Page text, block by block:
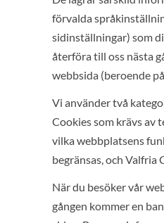
förvalda
sidinställningar) som
återföra till oss nästa
webbsida (beroende
Vi använder två
Cookies som krävs av
vilka webbplatsens
begränsas, och Valfria
När du besöker vår
gången kommer en